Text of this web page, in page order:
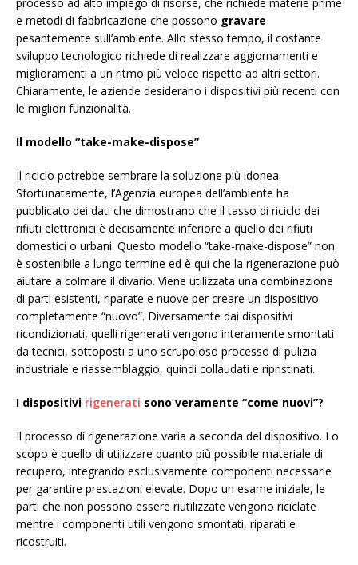
e metodi di fabbricazione che possono gravare
pesantemente sull’ambiente. Allo stesso tempo, il costante
sviluppo tecnologico richiede di realizzare aggiornamenti e
miglioramenti a un ritmo più veloce rispetto ad altri settori.
Chiaramente, le aziende desiderano i dispositivi più recenti con
le migliori funzionalità.
Il modello “take-make-dispose”
Il riciclo potrebbe sembrare la soluzione più idonea.
Sfortunatamente, l’Agenzia europea dell’ambiente ha
pubblicato dei dati che dimostrano che il tasso di riciclo dei
rifiuti elettronici è decisamente inferiore a quello dei rifiuti
domestici o urbani. Questo modello “take-make-dispose” non
è sostenibile a lungo termine ed è qui che la rigenerazione può
aiutare a colmare il divario. Viene utilizzata una combinazione
di parti esistenti, riparate e nuove per creare un dispositivo
completamente “nuovo”. Diversamente dai dispositivi
ricondizionati, quelli rigenerati vengono interamente smontati
da tecnici, sottoposti a uno scrupoloso processo di pulizia
industriale e riassemblaggio, quindi collaudati e ripristinati.
I dispositivi rigenerati sono veramente “come nuovi”?
Il processo di rigenerazione varia a seconda del dispositivo. Lo
scopo è quello di utilizzare quanto più possibile materiale di
recupero, integrando esclusivamente componenti necessarie
per garantire prestazioni elevate. Dopo un esame iniziale, le
parti che non possono essere riutilizzate vengono riciclate
mentre i componenti utili vengono smontati, riparati e
ricostruiti.